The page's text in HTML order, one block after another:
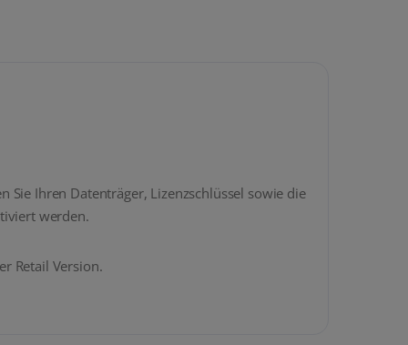
Sie Ihren Datenträger, Lizenzschlüssel sowie die
werden.
Retail Version.